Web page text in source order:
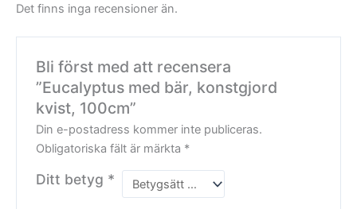
Det finns inga recensioner än.
Bli först med att recensera
”Eucalyptus med bär, konstgjord
kvist, 100cm”
Din e-postadress kommer inte publiceras.
Obligatoriska fält är märkta *
Ditt betyg *